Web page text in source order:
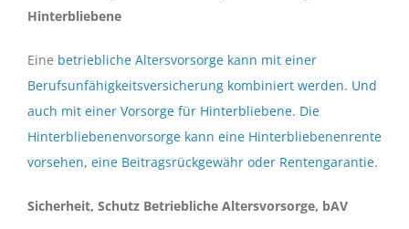
Hinterbliebene
Eine betriebliche Altersvorsorge kann mit einer
Berufsunfähigkeitsversicherung kombiniert werden. Und
auch mit einer Vorsorge für Hinterbliebene. Die
Hinterbliebenenvorsorge kann eine Hinterbliebenenrente
vorsehen, eine Beitragsrückgewähr oder Rentengarantie.
Sicherheit, Schutz Betriebliche Altersvorsorge, bAV